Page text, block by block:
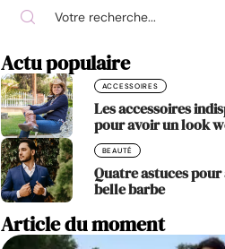
Actu populaire
ACCESSOIRES
Les accessoires
pour avoir un look
BEAUTÉ
Quatre astuces
belle barbe
Article du moment